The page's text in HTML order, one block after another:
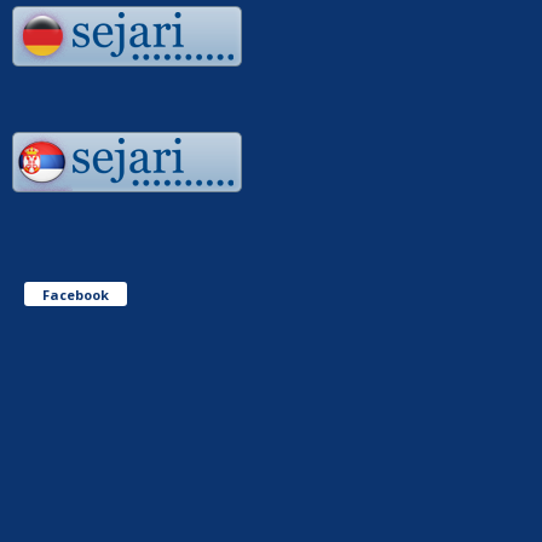
Facebook